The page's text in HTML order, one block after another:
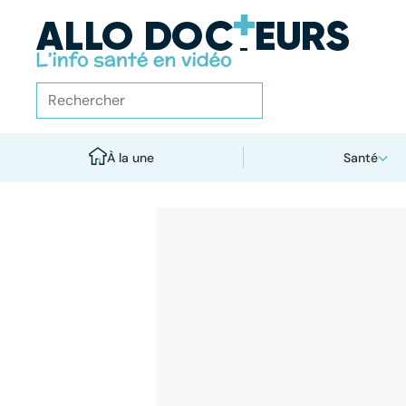
À la une Santé